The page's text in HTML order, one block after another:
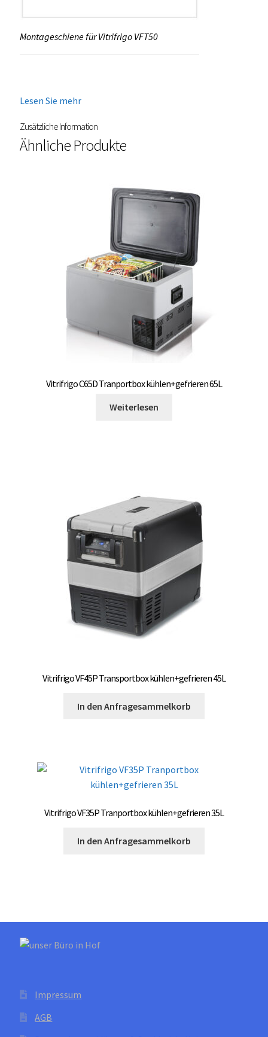
Montageschiene für Vitrifrigo VFT50
Lesen Sie mehr
Zusätzliche Information
Ähnliche Produkte
Vitrifrigo C65D Tranportbox kühlen+gefrieren 65L
Weiterlesen
Vitrifrigo VF45P Transportbox kühlen+gefrieren 45L
In den Anfragesammelkorb
Vitrifrigo VF35P Tranportbox kühlen+gefrieren 35L
In den Anfragesammelkorb
Impressum
AGB